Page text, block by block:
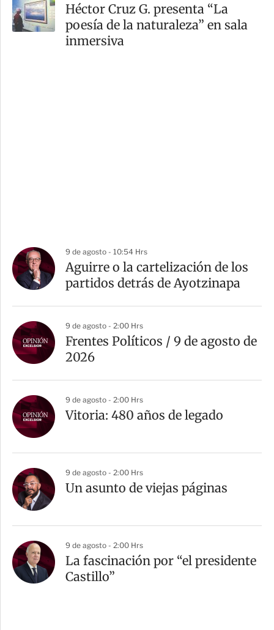
Héctor Cruz G. presenta “La
poesía de la naturaleza” en sala
inmersiva
9 de agosto - 10:54 Hrs
Aguirre o la cartelización de los
partidos detrás de Ayotzinapa
9 de agosto - 2:00 Hrs
Frentes Políticos / 9 de agosto de
2026
9 de agosto - 2:00 Hrs
Vitoria: 480 años de legado
9 de agosto - 2:00 Hrs
Un asunto de viejas páginas
9 de agosto - 2:00 Hrs
La fascinación por “el presidente
Castillo”